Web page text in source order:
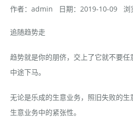
作者：admin 日期：2019-10-09 浏
追随趋势走
趋势就是你的朋侪，交上了它就不要
中途下马。
无论是乐成的生意业务，照旧失败的
生意业务中的紧张性。